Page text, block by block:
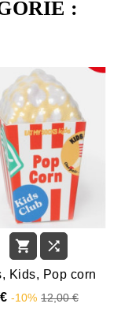
:
 
Kids, Pop corn
-10% 12,00 €